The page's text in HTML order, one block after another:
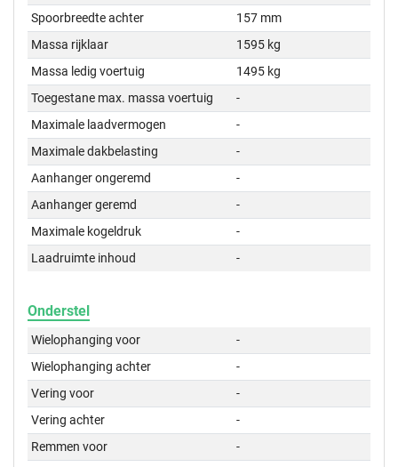
Spoorbreedte achter
157 mm
Massa rijklaar
1595 kg
Massa ledig voertuig
1495 kg
Toegestane max. massa voertuig
-
Maximale laadvermogen
-
Maximale dakbelasting
-
Aanhanger ongeremd
-
Aanhanger geremd
-
Maximale kogeldruk
-
Laadruimte inhoud
-
Onderstel
Wielophanging voor
-
Wielophanging achter
-
Vering voor
-
Vering achter
-
Remmen voor
-